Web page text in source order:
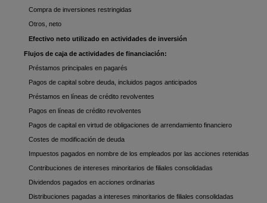
Compra de inversiones restringidas
Otros, neto
Efectivo neto utilizado en actividades de inversión
Flujos de caja de actividades de financiación:
Préstamos principales en pagarés
Pagos de capital sobre deuda, incluidos pagos anticipados
Préstamos en líneas de crédito revolventes
Pagos en líneas de crédito revolventes
Pagos de capital en virtud de obligaciones de arrendamiento financiero
Costes de modificación de deuda
Impuestos pagados en nombre de los empleados por las acciones retenidas
Contribuciones de intereses minoritarios de filiales consolidadas
Dividendos pagados en acciones ordinarias
Distribuciones pagadas a intereses minoritarios de filiales consolidadas